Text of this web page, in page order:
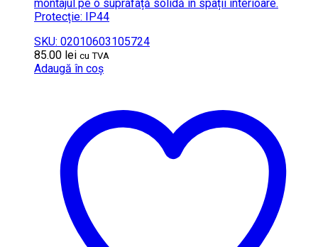
montajul pe o suprafață solidă în spații interioare.
Protecție: IP44
SKU: 02010603105724
85.00 lei cu TVA
Adaugă în coș